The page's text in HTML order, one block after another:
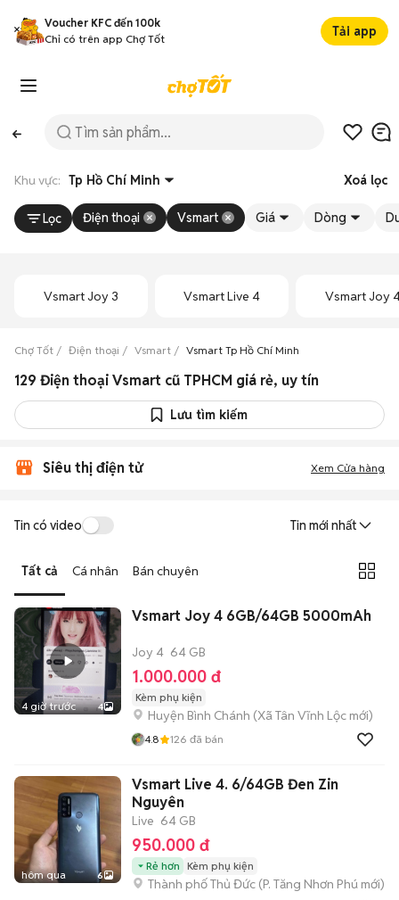
Voucher KFC đến 100k
Chỉ có trên app Chợ Tốt
Tải app
Khu vực: Tp Hồ Chí Minh Xoá lọc
Lọc Điện thoại Vsmart Giá Dòng
Vsmart Joy 3 Vsmart Live 4 Vsmart Joy
Chợ Tốt Điện thoại Vsmart Vsmart Tp Hồ Chí Minh
129 Điện thoại Vsmart cũ TPHCM giá rẻ, uy tín
Lưu tìm kiếm
Siêu thị điện tử Xem Cửa hàng
Tin có video Tin mới nhất
Tất cả Cá nhân Bán chuyên
4 giờ trước 4
Vsmart Joy 4 6GB/64GB 5000mAh
Joy 4 64 GB
1.000.000 đ
Kèm phụ kiện
Huyện Bình Chánh (Xã Tân Vĩnh Lộc mới)
4.8 126 đã bán
hôm qua 6
Vsmart Live 4. 6/64GB Đen Zin
Nguyên
Live 64 GB
950.000 đ
Rẻ hơn Kèm phụ kiện
Thành phố Thủ Đức (P. Tăng Nhơn Phú mới)